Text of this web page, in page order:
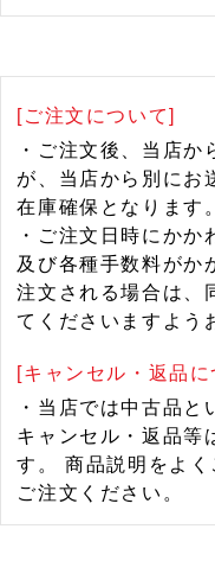
[ご注文について]
・ご注文後、当店か
が、当店から別にお
在庫確保となります。
・ご注文日時にか
及び各種手数料がか
注文される場合は、
てくださいますよう
[キャンセル・返品
・当店では中古品と
キャンセル・返品等
す。 商品説明をよ
ご注文ください。